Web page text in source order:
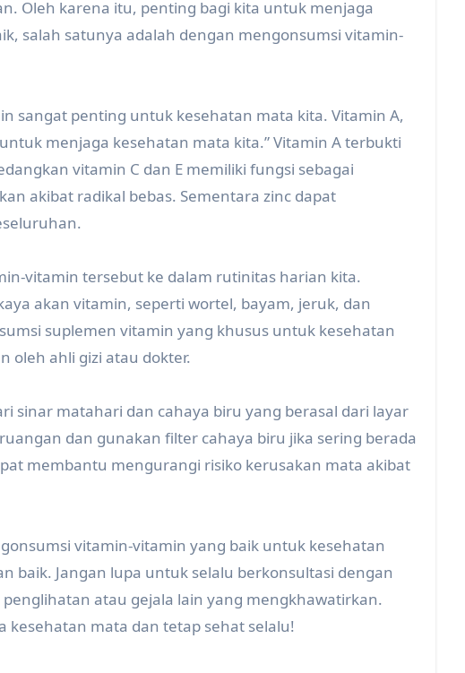
Oleh karena itu, penting bagi kita untuk menjaga
salah satunya adalah dengan mengonsumsi vitamin-
sangat penting untuk kesehatan mata kita. Vitamin A,
menjaga kesehatan mata kita.” Vitamin A terbukti
vitamin C dan E memiliki fungsi sebagai
akibat radikal bebas. Sementara zinc dapat
vitamin tersebut ke dalam rutinitas harian kita.
akan vitamin, seperti wortel, bayam, jeruk, dan
suplemen vitamin yang khusus untuk kesehatan
oleh ahli gizi atau dokter.
sinar matahari dan cahaya biru yang berasal dari layar
dan gunakan filter cahaya biru jika sering berada
membantu mengurangi risiko kerusakan mata akibat
vitamin-vitamin yang baik untuk kesehatan
baik. Jangan lupa untuk selalu berkonsultasi dengan
atau gejala lain yang mengkhawatirkan.
kesehatan mata dan tetap sehat selalu!